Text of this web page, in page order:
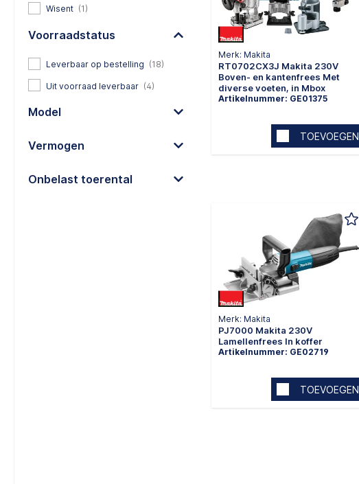
Wisent (1)
Voorraadstatus
Leverbaar op bestelling (18)
Uit voorraad leverbaar (4)
Model
Vermogen
Onbelast toerental
Merk: Makita
RT0702CX3J Makita 230V
Boven- en kantenfrees Met
diverse voeten, in Mbox
Artikelnummer: GE01375
TOEVOEGEN
Merk: Makita
PJ7000 Makita 230V
Lamellenfrees In koffer
Artikelnummer: GE02719
TOEVOEGEN